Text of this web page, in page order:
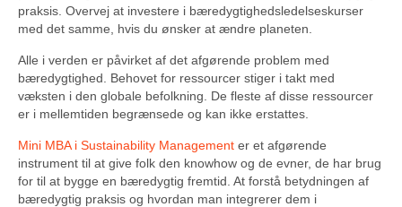
praksis. Overvej at investere i bæredygtighedsledelseskurser
med det samme, hvis du ønsker at ændre planeten.
Alle i verden er påvirket af det afgørende problem med
bæredygtighed. Behovet for ressourcer stiger i takt med
væksten i den globale befolkning. De fleste af disse ressourcer
er i mellemtiden begrænsede og kan ikke erstattes.
Mini MBA i Sustainability Management er et afgørende
instrument til at give folk den knowhow og de evner, de har brug
for til at bygge en bæredygtig fremtid. At forstå betydningen af ​​
bæredygtig praksis og hvordan man integrerer dem i